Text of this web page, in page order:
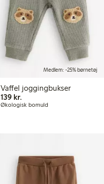
Medlem: -25% børnetøj
Vaffel joggingbukser
139 kr.
Økologisk bomuld